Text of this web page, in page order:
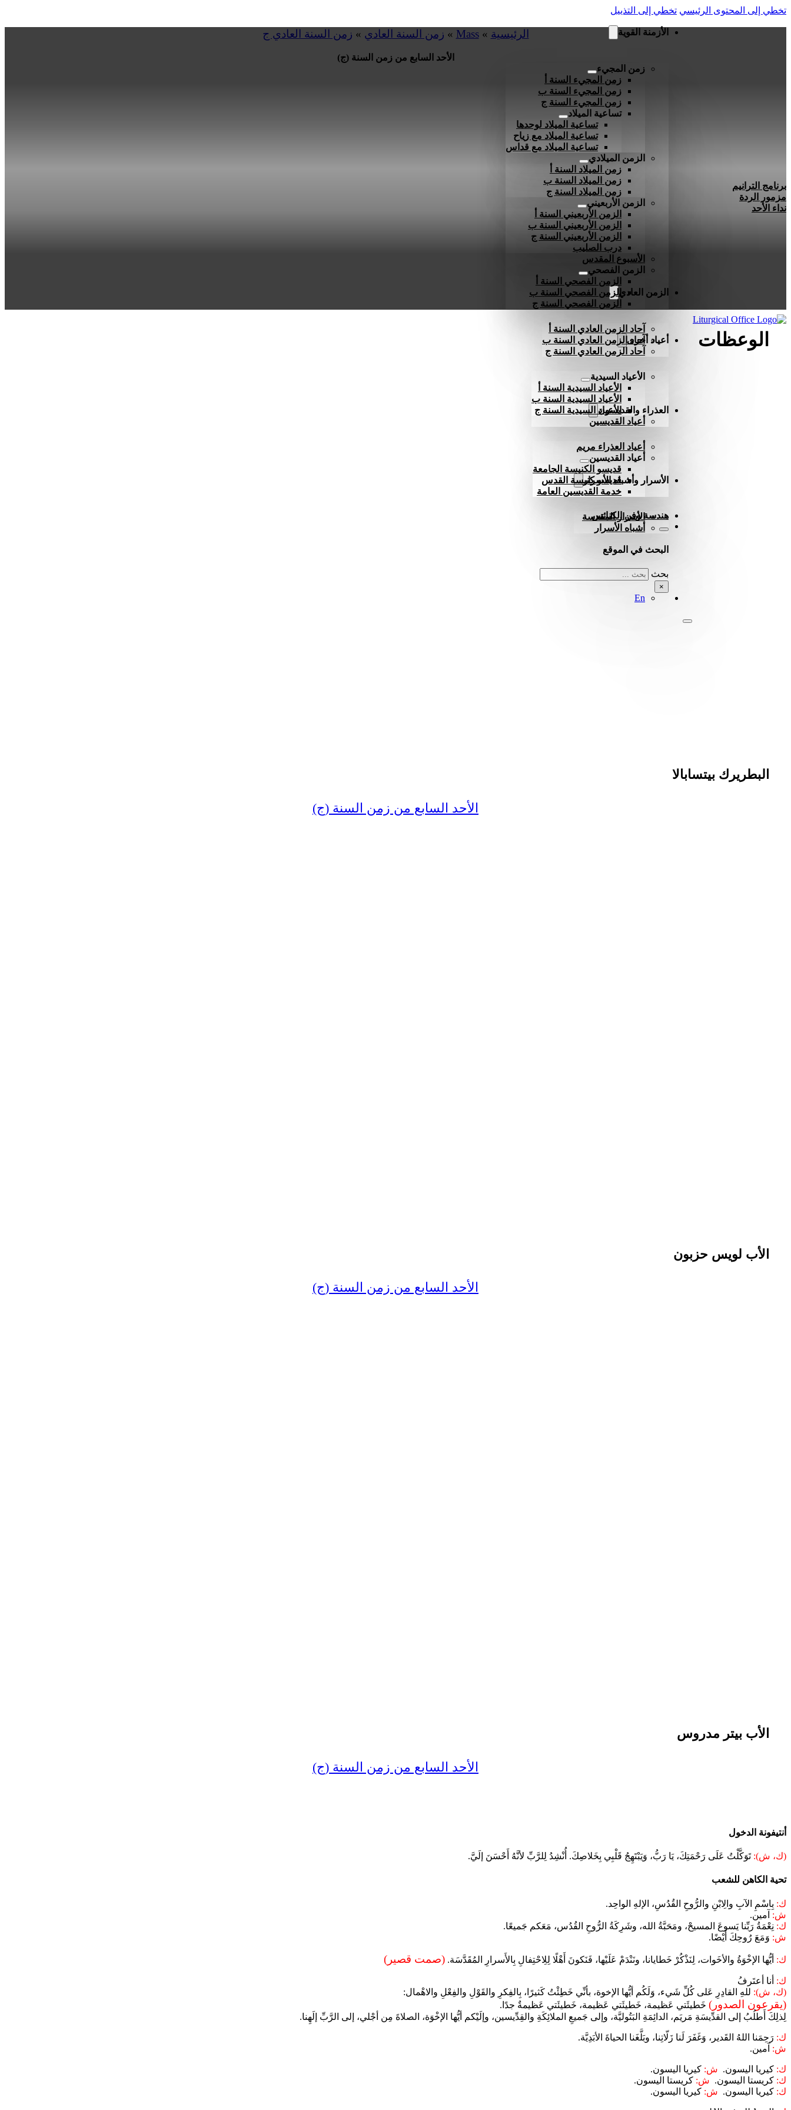
تخطي إلى المحتوى الرئيسي تخطي إلى التذييل
الأزمنة القوية
زمن المجيء
زمن المجيء السنة أ
زمن المجيء السنة ب
زمن المجيء السنة ج
تساعية الميلاد
تساعية الميلاد لوحدها
تساعية الميلاد مع زياح
تساعية الميلاد مع قداس
الزمن الميلادي
زمن الميلاد السنة أ
زمن الميلاد السنة ب
زمن الميلاد السنة ج
الزمن الأربعيني
الزمن الأربعيني السنة أ
الزمن الأربعيني السنة ب
الزمن الأربعيني السنة ج
درب الصليب
الأسبوع المقدس
الزمن الفصحي
الزمن الفصحي السنة أ
الزمن الفصحي السنة ب
الزمن الفصحي السنة ج
الزمن العادي
آحاد الزمن العادي السنة أ
آحاد الزمن العادي السنة ب
آحاد الزمن العادي السنة ج
أعياد أخرى
الأعياد السيدية
الأعياد السيدية السنة أ
الأعياد السيدية السنة ب
الأعياد السيدية السنة ج
أعياد القديسين
العذراء والقديسون
أعياد العذراء مريم
أعياد القديسين
قديسو الكنيسة الجامعة
قديسو كنيسة القدس
خدمة القديسين العامة
الأسرار وأشباه الأسرار
الأسرار المقدسة
أشباه الأسرار
هندسة وفن الكنائس
البحث في الموقع
بحث
×
En
الرئيسية »
Mass
» زمن السنة العادي » زمن السنة العادي ج
الأحد السابع من زمن السنة (ج)
برنامج الترانيم
مزمور الردة
نداء الأحد
الوعظات
البطريرك بيتسابالا
الأحد السابع من زمن السنة (ج)
الأب لويس حزبون
الأحد السابع من زمن السنة (ج)
الأب بيتر مدروس
الأحد السابع من زمن السنة (ج)
أنتيفونة الدخول
(ك، ش): تَوَكَّلْتُ عَلَى رَحْمَتِكَ، يَا رَبُّ، وَيَبْتَهِجُ قَلْبِي بِخَلاصِكَ. أُنْشِدُ لِلرَّبِّ لأنَّهُ أَحْسَنَ إلَيَّ.
تحية الكاهن للشعب
ك: بِاسْمِ الآبِ والِابْنِ والرُّوحِ القُدُسِ، الإلهِ الواحِد.
ش: آمين.
ك: نِعْمَةُ رَبِّنا يَسوعَ المسيحْ، ومَحَبَّةُ الله، وشَرِكَةُ الرُّوحِ القُدُس، مَعَكم جَميعًا.
ش: وَمَعَ رُوحِكَ أَيْضًا.
ك: أيُّها الإخْوَةُ والأخَوات، لِنَذْكُرْ خَطايانا، ونَنْدَمْ عَلَيْها، فَنَكونَ أَهْلًا لِلِاحْتِفالِ بِالأَسرارِ المُقَدَّسَة. (صمت قصير)
ك: أنا أعتَرفُ
(ك، ش): للهِ القادِرِ عَلى كُلِّ شَيء، وَلَكُم أيُّها الإخوة، بأنِّي خَطِئْتُ كَثيرًا، بِالفِكرِ والقَوْلِ والفِعْلِ والاهْمال:
(يقرعون الصدور) خَطيئَتي عَظيمة، خَطيئَتي عَظيمة، خَطيئَتي عَظيمةٌ جدًا.
لِذلِكَ أَطلُبُ إلى القدِّيسَةِ مَريَم، الدائِمَةِ البَتُوليَّة، وإلى جَميعِ الملائِكَةِ والقِدِّيسين، وإلَيْكم أيُّها الإخْوَة، الصلاةَ مِن أجْلي، إلى الرَّبِّ إلَهِنا.
ك: رَحِمَنا اللهُ القَدير، وَغَفَرَ لَنا زَلّاتِنا، وبَلَّغَنا الحياةَ الأبَدِيَّة.
ش: آمين.
ك: كيريا اليسون. ش: كيريا اليسون.
ك: كريستا اليسون. ش: كريستا اليسون.
ك: كيريا اليسون. ش: كيريا اليسون.